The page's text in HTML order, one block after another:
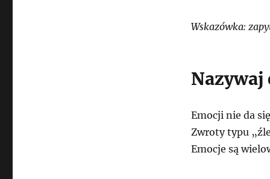
Wskazówka:
Nazywaj
Emocji nie da
Zwroty typu
Emocje są